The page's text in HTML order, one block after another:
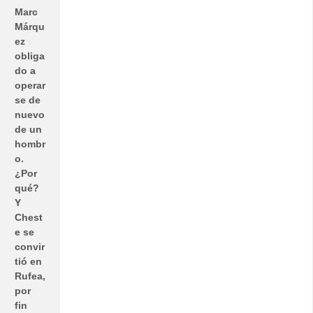
Marc
Márqu
ez
obliga
do a
operar
se de
nuevo
de un
hombr
o.
¿Por
qué?
Y
Chest
e se
convir
tió en
Rufea,
por
fin